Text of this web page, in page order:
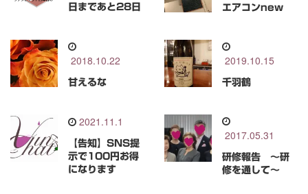
日まであと28日
エアコンnew
2018.10.22
甘えるな
2019.10.15
千羽鶴
2021.11.1
【告知】SNS提
示で100円お得
になります
2017.05.31
研修報告 ～研
修を通して～